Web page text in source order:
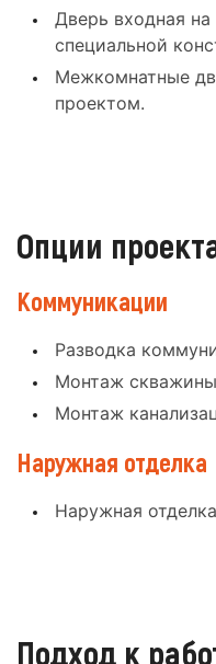
Дверь входная
специальной
Межкомнатные
проектом.
Опции
Коммуникации
Разводка
Монтаж
Монтаж
Наружная отделка
Наружная
Подход к